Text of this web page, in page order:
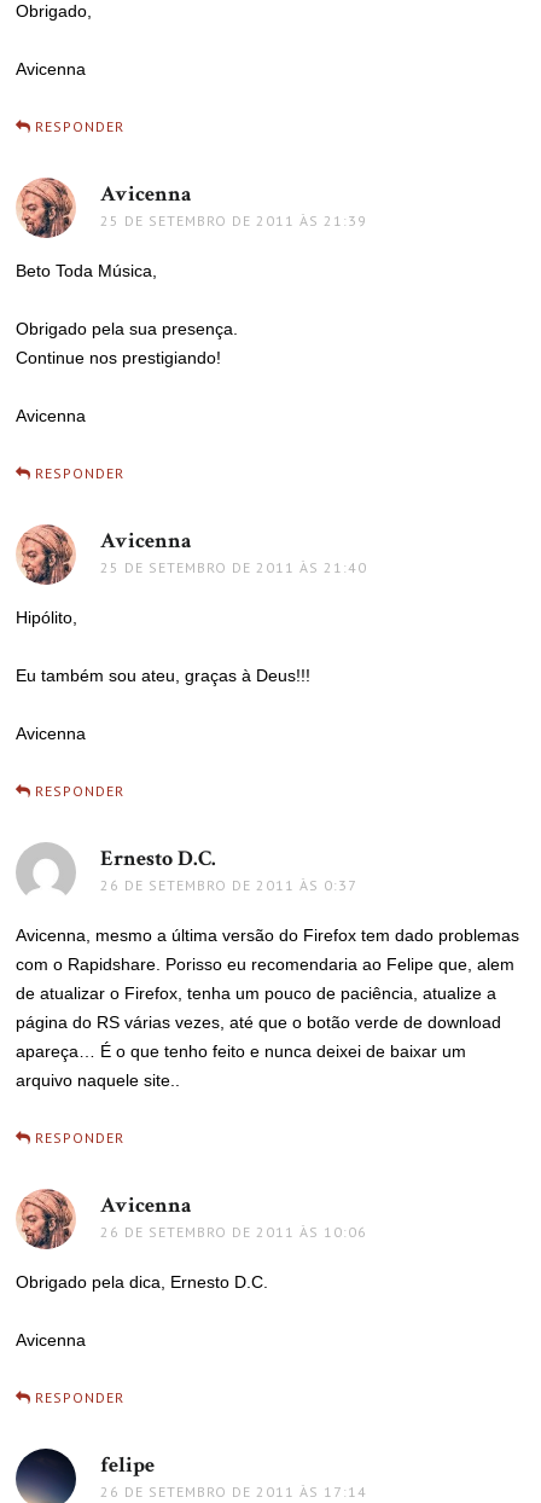
Obrigado,
Avicenna
RESPONDER
Avicenna
25 DE SETEMBRO DE 2011 ÀS 21:39
Beto Toda Música,
Obrigado pela sua presença.
Continue nos prestigiando!
Avicenna
RESPONDER
Avicenna
25 DE SETEMBRO DE 2011 ÀS 21:40
Hipólito,
Eu também sou ateu, graças à Deus!!!
Avicenna
RESPONDER
Ernesto D.C.
26 DE SETEMBRO DE 2011 ÀS 0:37
Avicenna, mesmo a última versão do Firefox tem dado problemas
com o Rapidshare. Porisso eu recomendaria ao Felipe que, alem
de atualizar o Firefox, tenha um pouco de paciência, atualize a
página do RS várias vezes, até que o botão verde de download
apareça… É o que tenho feito e nunca deixei de baixar um
arquivo naquele site..
RESPONDER
Avicenna
26 DE SETEMBRO DE 2011 ÀS 10:06
Obrigado pela dica, Ernesto D.C.
Avicenna
RESPONDER
felipe
26 DE SETEMBRO DE 2011 ÀS 17:14